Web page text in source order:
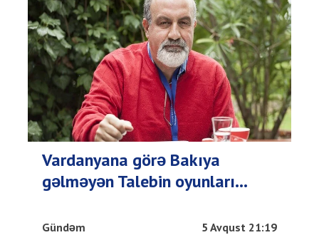
Vardanyana görə Bakıya
gəlməyən Talebin oyunları...
Gündəm 5 Avqust 21:19